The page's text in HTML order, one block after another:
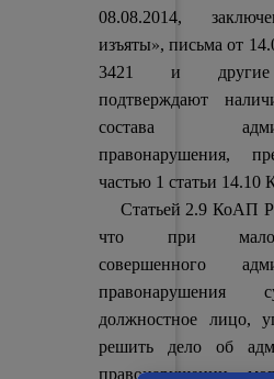
08.08.2014,
изъяты», письма от
3421 и другие
подтверждают
состава
правонарушения,
частью 1 статьи
Статьей 2.9 КоАП
что при
совершенного
правонарушения
должностное лицо,
решить дело об
правонарушении,